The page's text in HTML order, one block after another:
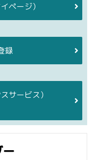
イページ）
録
サービス）